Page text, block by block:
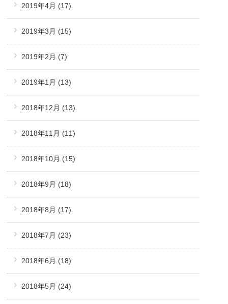
2019年4月 (17)
2019年3月 (15)
2019年2月 (7)
2019年1月 (13)
2018年12月 (13)
2018年11月 (11)
2018年10月 (15)
2018年9月 (18)
2018年8月 (17)
2018年7月 (23)
2018年6月 (18)
2018年5月 (24)